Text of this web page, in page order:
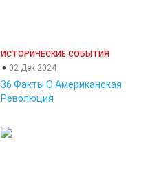
ИСТОРИЧЕСКИЕ СОБЫТИЯ
02 Дек 2024
36 Факты О Американская
Революция